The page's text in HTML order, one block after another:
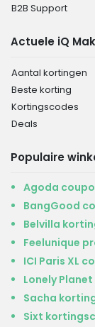
B2B Support
Actuele iQ
Aantal kortingen
Beste korting
Kortingscodes
Deals
Populaire
Agoda
BangGood
Belvilla
Feelunique
ICI Paris XL
Lonely
Sacha
Sixt